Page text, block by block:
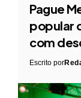
Pague
popular
com
Escrito por